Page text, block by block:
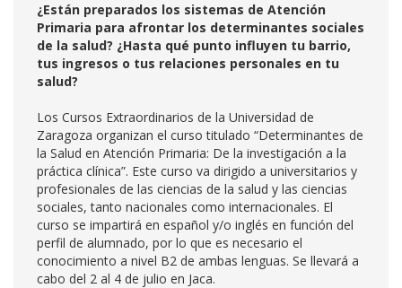
¿Están preparados los sistemas de Atención
Primaria para afrontar los determinantes sociales
de la salud? ¿Hasta qué punto influyen tu barrio,
tus ingresos o tus relaciones personales en tu
salud?
Los Cursos Extraordinarios de la Universidad de
Zaragoza organizan el curso titulado “Determinantes de
la Salud en Atención Primaria: De la investigación a la
práctica clínica”. Este curso va dirigido a universitarios y
profesionales de las ciencias de la salud y las ciencias
sociales, tanto nacionales como internacionales. El
curso se impartirá en español y/o inglés en función del
perfil de alumnado, por lo que es necesario el
conocimiento a nivel B2 de ambas lenguas. Se llevará a
cabo del 2 al 4 de julio en Jaca.